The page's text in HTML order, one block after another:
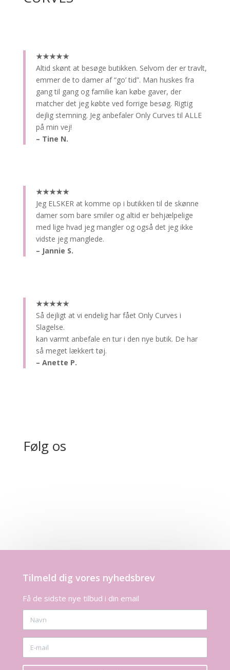
★★★★★
Altid skønt at besøge butikken. Selvom der er travlt,
emmer de to damer af “go’ tid”. Man huskes fra
gang til gang og familie kan købe gaver, der
matcher det jeg købte ved forrige besøg. Rigtig
dejlig stemning. Jeg anbefaler Only Curves til ALLE
på min vej!
– Tine N.
★★★★★
Jeg ELSKER at komme op i butikken til de skønne
damer som bare smiler og altid er behjælpelige
med lige hvad jeg mangler og også det jeg ikke
vidste jeg manglede.
– Jannie S.
★★★★★
Så dejligt at vi endelig har fået Only Curves i
Slagelse.
kan varmt anbefale en tur i den nye butik. De har
så meget lækkert tøj.
– Anette P.
Følg os
Tilmeld dig vores nyhedsbrev
Få de sidste nye tilbud i din email